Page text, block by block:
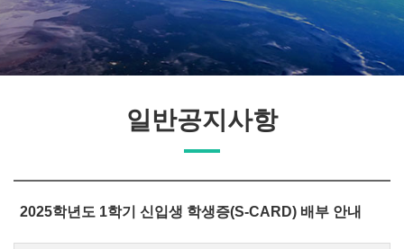
일반공지사항
2025학년도 1학기 신입생 학생증(S-CARD) 배부 안내